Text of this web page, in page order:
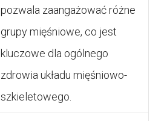
pozwala zaangażować różne
grupy mięśniowe, co jest
kluczowe dla ogólnego
zdrowia układu mięśniowo-
szkieletowego.